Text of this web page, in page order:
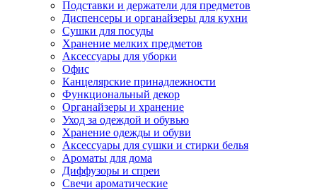
Подставки и держатели для предметов
Диспенсеры и органайзеры для кухни
Сушки для посуды
Хранение мелких предметов
Аксессуары для уборки
Офис
Канцелярские принадлежности
Функциональный декор
Органайзеры и хранение
Уход за одеждой и обувью
Хранение одежды и обуви
Аксессуары для сушки и стирки белья
Ароматы для дома
Диффузоры и спреи
Свечи ароматические